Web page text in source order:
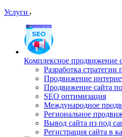
Услуги
Комплексное продвижение
Разработка
Продвижение
Продвижение сайта
SEO оптимизация
Международное
Региональное
Вывод сайта из под
Регистрация сайта в